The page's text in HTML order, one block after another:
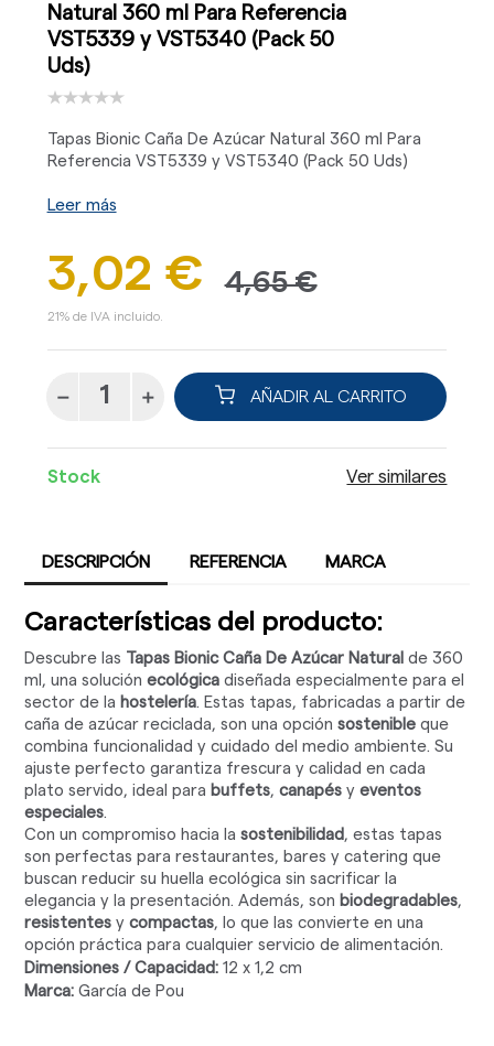
Natural 360 ml Para Referencia
VST5339 y VST5340 (Pack 50
Uds)
Tapas Bionic Caña De Azúcar Natural 360 ml Para
Referencia VST5339 y VST5340 (Pack 50 Uds)
Leer más
3,02 € 4,65 €
21% de IVA incluido.
AÑADIR AL CARRITO
Stock Ver similares
DESCRIPCIÓN REFERENCIA MARCA
Características del producto:
Descubre las Tapas Bionic Caña De Azúcar Natural de 360
ml, una soluciónecológica diseñada especialmente para el
sector de la hostelería. Estas tapas, fabricadas a partir de
caña de azúcar reciclada, son una opciónsostenible que
combina funcionalidad y cuidado del medio ambiente. Su
ajuste perfecto garantiza frescura y calidad en cada
plato servido, ideal para buffets,canapés yeventos
especiales.
Con un compromiso hacia lasostenibilidad , estas tapas
son perfectas para restaurantes, bares y catering que
buscan reducir su huella ecológica sin sacrificar la
elegancia y la presentación. Además, son biodegradables,
resistentes ycompactas, lo que las convierte en una
opción práctica para cualquier servicio de alimentación.
Dimensiones / Capacidad: 12 x 1,2 cm
Marca: García de Pou